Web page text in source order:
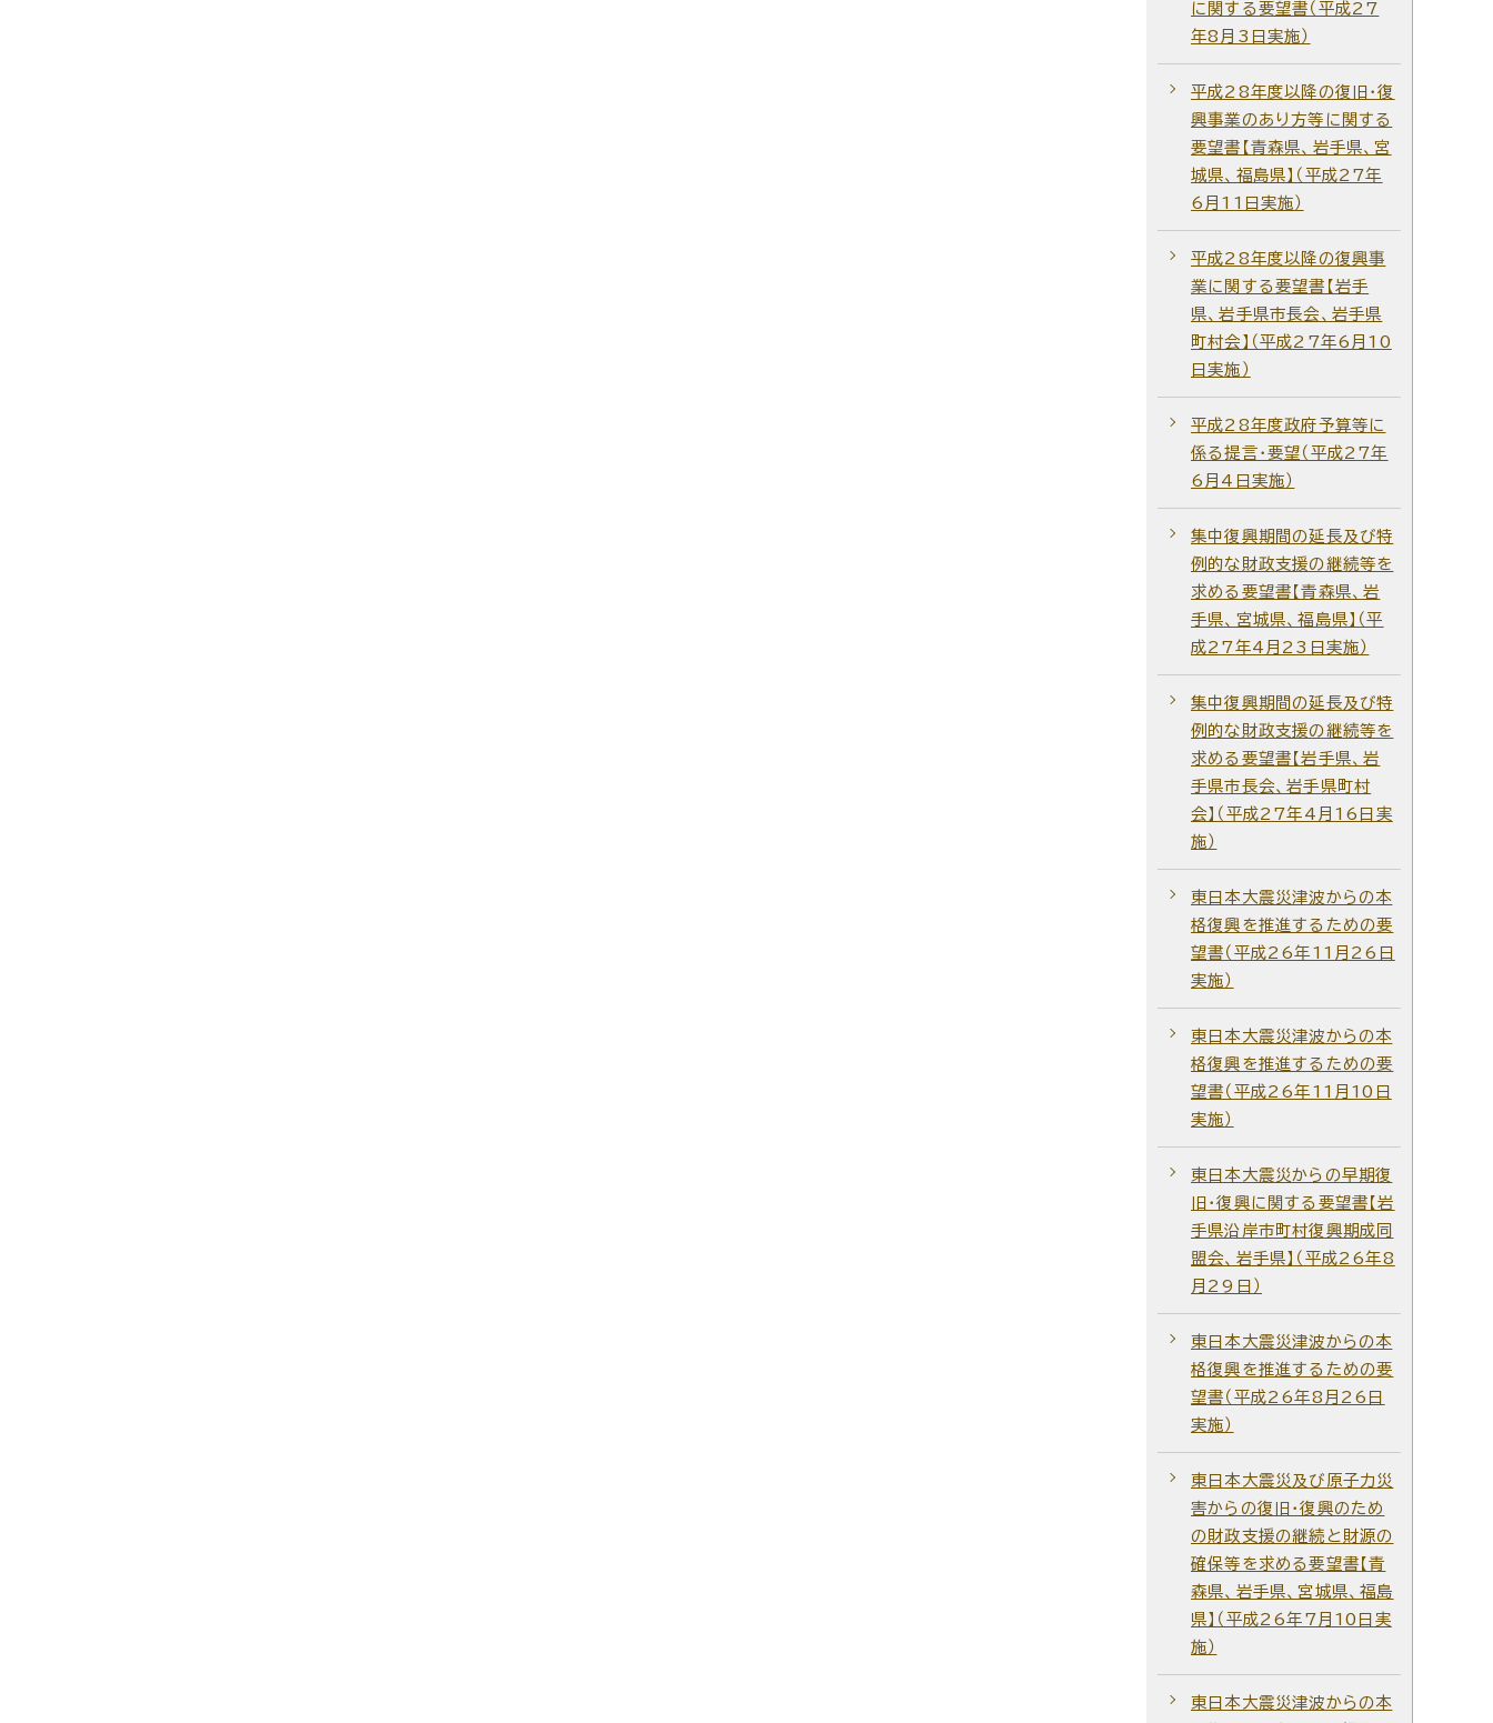
に関する要望書（平成27
年8月3日実施）
平成28年度以降の復旧・復
興事業のあり方等に関する
要望書【青森県、岩手県、宮
城県、福島県】（平成27年
6月11日実施）
平成28年度以降の復興事
業に関する要望書【岩手
県、岩手県市長会、岩手県
町村会】（平成27年6月10
日実施）
平成28年度政府予算等に
係る提言・要望（平成27年
6月4日実施）
集中復興期間の延長及び特
例的な財政支援の継続等を
求める要望書【青森県、岩
手県、宮城県、福島県】（平
成27年4月23日実施）
集中復興期間の延長及び特
例的な財政支援の継続等を
求める要望書【岩手県、岩
手県市長会、岩手県町村
会】（平成27年4月16日実
施）
東日本大震災津波からの本
格復興を推進するための要
望書（平成26年11月26日
実施）
東日本大震災津波からの本
格復興を推進するための要
望書（平成26年11月10日
実施）
東日本大震災からの早期復
旧・復興に関する要望書【岩
手県沿岸市町村復興期成同
盟会、岩手県】（平成26年8
月29日）
東日本大震災津波からの本
格復興を推進するための要
望書（平成26年8月26日
実施）
東日本大震災及び原子力災
害からの復旧・復興のため
の財政支援の継続と財源の
確保等を求める要望書【青
森県、岩手県、宮城県、福島
県】（平成26年7月10日実
施）
東日本大震災津波からの本